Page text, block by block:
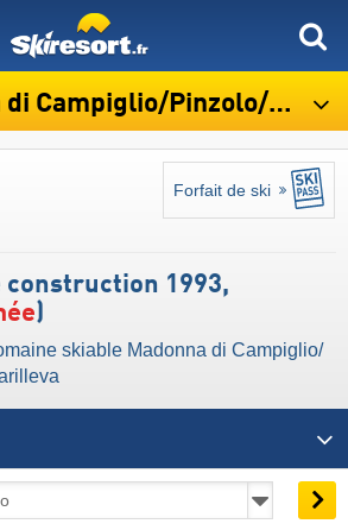
​Pinzolo/​Folgàrida/​Marilleva
Forfait de ski
construction 1993,
)
skiable Madonna di Campiglio/​